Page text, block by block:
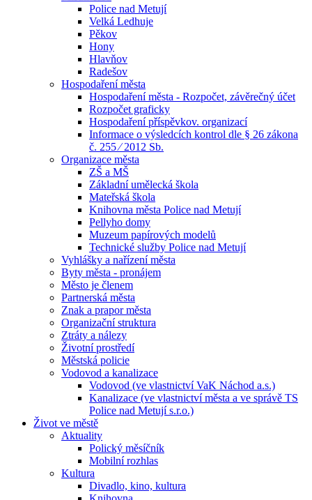
Police nad Metují
Velká Ledhuje
Pěkov
Hony
Hlavňov
Radešov
Hospodaření města
Hospodaření města - Rozpočet, závěrečný účet
Rozpočet graficky
Hospodaření příspěvkov. organizací
Informace o výsledcích kontrol dle § 26 zákona
č. 255 ⁄ 2012 Sb.
Organizace města
ZŠ a MŠ
Základní umělecká škola
Mateřská škola
Knihovna města Police nad Metují
Pellyho domy
Muzeum papírových modelů
Technické služby Police nad Metují
Vyhlášky a nařízení města
Byty města - pronájem
Město je členem
Partnerská města
Znak a prapor města
Organizační struktura
Ztráty a nálezy
Životní prostředí
Městská policie
Vodovod a kanalizace
Vodovod (ve vlastnictví VaK Náchod a.s.)
Kanalizace (ve vlastnictví města a ve správě TS
Police nad Metují s.r.o.)
Život ve městě
Aktuality
Polický měsíčník
Mobilní rozhlas
Kultura
Divadlo, kino, kultura